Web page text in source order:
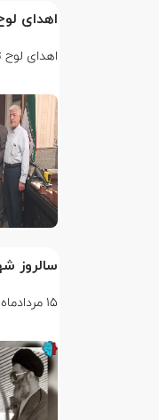
اهدای لوح تبریک ترفیع
اهدای لوح تبریک ترفیع امیر
سالروز
۱۵ مردادماه سالروز شهادت سرلشکر خلبان عباس بابایی است که در سال ۱۳۶۶ به جمع یاران شهیدش پیوست. عباس بابایی…